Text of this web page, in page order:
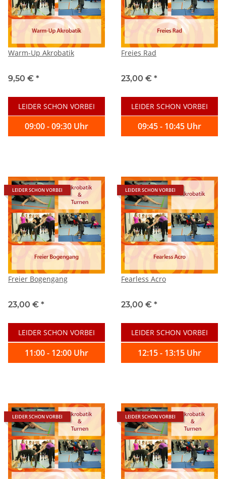
Warm-Up Akrobatik
9,50 € *
LEIDER SCHON VORBEI
09:00 - 09:30 Uhr
Freies Rad
23,00 € *
LEIDER SCHON VORBEI
09:45 - 10:45 Uhr
LEIDER SCHON VORBEI
Freier Bogengang
23,00 € *
LEIDER SCHON VORBEI
11:00 - 12:00 Uhr
LEIDER SCHON VORBEI
Fearless Acro
23,00 € *
LEIDER SCHON VORBEI
12:15 - 13:15 Uhr
LEIDER SCHON VORBEI LEIDER SCHON VORBEI